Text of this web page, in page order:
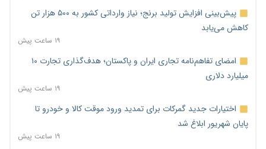
پیش‌بینی افزایش تولید برنج؛ نیاز وارداتی کشور به ۵۰۰ هزار تن
کاهش می‌یابد
۱۹ ساعت پیش
امضای تفاهم‌نامه تجاری ایران و پاکستان؛ هدف‌گذاری تجارت ۱۰
میلیارد دلاری
۱۹ ساعت پیش
اختیارات جدید گمرکات برای تمدید ورود موقت کالا و خودرو تا
پایان شهریور ابلاغ شد
۱۹ ساعت پیش